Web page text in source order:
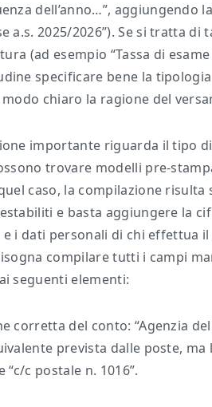
dell’anno…”, aggiungendo
a.s. 2025/2026”). Se si tratta di
(ad esempio “Tassa di
specificare bene la
chiaro la ragione del
importante riguarda il tipo
trovare modelli pre-
caso, la compilazione
e basta aggiungere la
i dati personali di chi effettua il
compilare tutti i campi
seguenti elementi:
corretta del conto: “Agenzia
prevista dalle poste, ma
“c/c postale n. 1016”.